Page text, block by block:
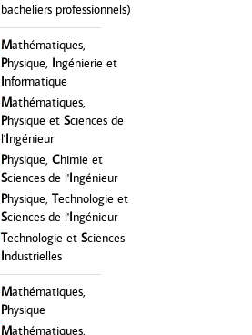
bacheliers professionnels)
Mathématiques,
Physique, Ingénierie et
Informatique
Mathématiques,
Physique et Sciences de
l'Ingénieur
Physique, Chimie et
Sciences de l'Ingénieur
Physique, Technologie et
Sciences de l'Ingénieur
Technologie et Sciences
Industrielles
Mathématiques,
Physique
Mathématiques,